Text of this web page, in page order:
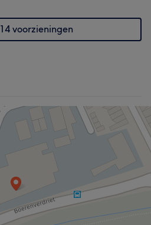
voorzieningen